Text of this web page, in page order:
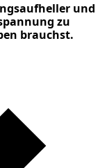
und
zu
brauchst.